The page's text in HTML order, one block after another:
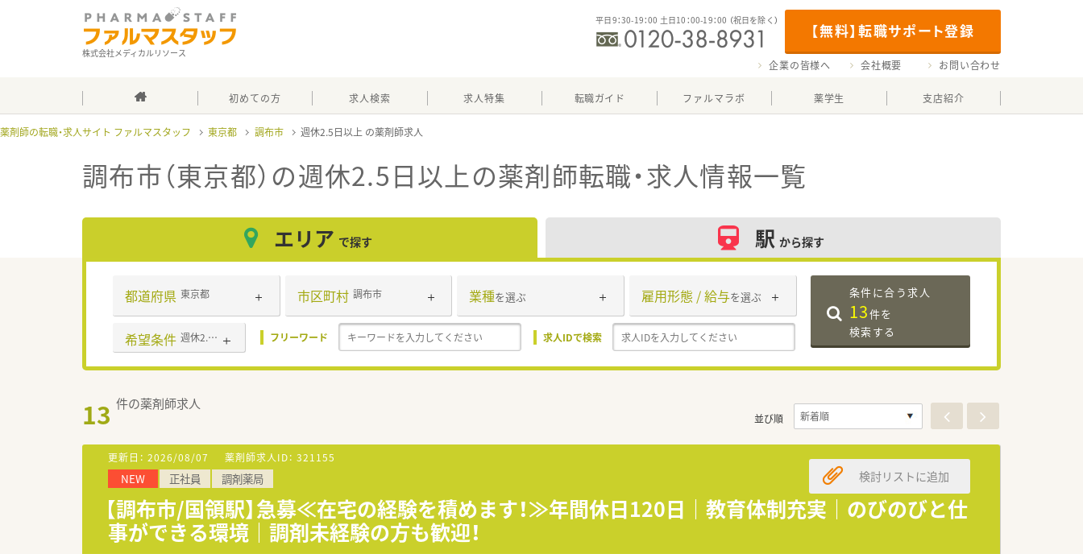
株式会社メディカルリソース
【無料】転職サポート登録
平日9：30-19：00 土日10：00-19：00 （祝日を除く）
企業の皆様へ 会社概要 お問い合わせ
初めての方 求人検索 求人特集 転職ガイド ファルマラボ 薬学生 支店紹介
薬剤師の転職・求人サイト ファルマスタッフ 東京都 調布市 週休2.5日以上
調布市（東京都）の週休2.5日以上の薬剤師転職・求人情報一覧
エリア で探す 駅 から探す
都道府県 東京都 市区町村 調布市 業種を選ぶ 雇用形態 / 給与を選ぶ
希望条件 週休2.5日以上 フリーワード 求人IDで検索
条件に合う求人
13件を
検索する
13 件の薬剤師求人
並び順
更新日： 2026/08/07 薬剤師求人ID： 321155
NEW 正社員 調剤薬局
【調布市/国領駅】急募≪在宅の経験を積めます！≫年間休日120日｜教育体制充実｜のびのびと仕
事ができる環境｜調剤未経験の方も歓迎！
検討リストに追加